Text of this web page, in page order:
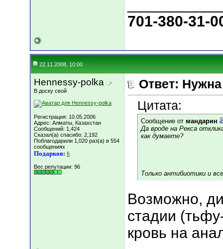
701-380-31-
22.11.2008, 10:00
Hennessy-polka
В доску свой
Регистрация: 10.05.2006
Адрес: Алматы, Казахстан
Сообщений: 1,424
Сказал(а) спасибо: 2,192
Поблагодарили 1,020 раз(а) в 554
сообщениях
Подарков: 6
Вес репутации: 96
Ответ:
Цитата:
Сообщение от мандарин
Да вроде на Рекса
как думаете?
Только антибиотики и
Возможно,
стадии
кровь на